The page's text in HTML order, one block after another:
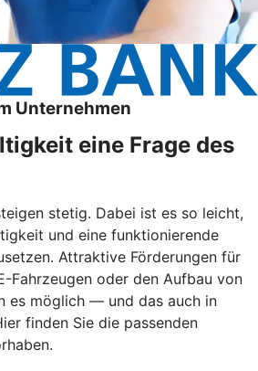
Unternehmen
eine Frage des
stetig. Dabei ist es so leicht,
und eine funktionierende
Attraktive Förderungen für
Fahrzeugen oder den Aufbau von
es möglich — und das auch in
finden Sie die passenden